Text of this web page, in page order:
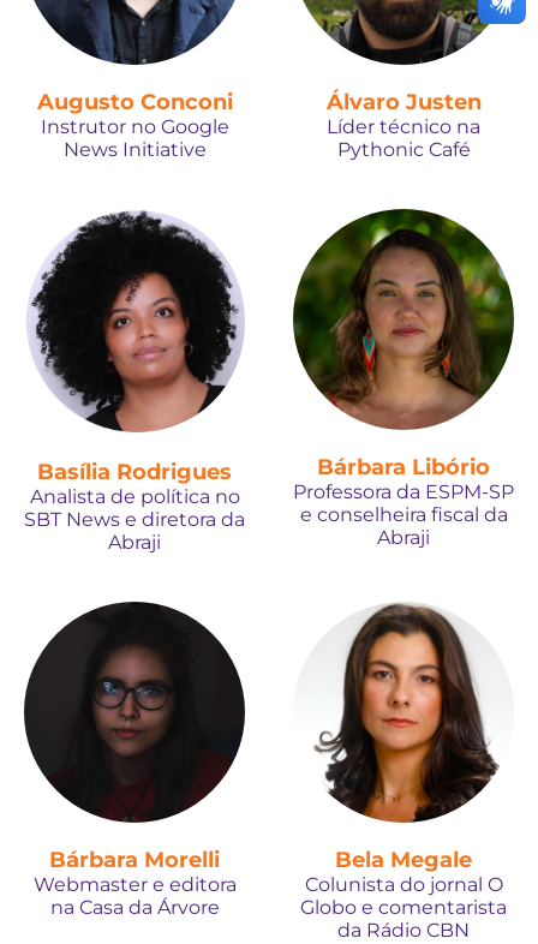
Augusto Conconi
Instrutor no Google
News Initiative
Álvaro Justen
Líder técnico na
Pythonic Café
Basília Rodrigues
Analista de política no
SBT News e diretora da
Abraji
Bárbara Libório
Professora da ESPM-SP
e conselheira fiscal da
Abraji
Bárbara Morelli
Webmaster e editora
na Casa da Árvore
Bela Megale
Colunista do jornal O
Globo e comentarista
da Rádio CBN